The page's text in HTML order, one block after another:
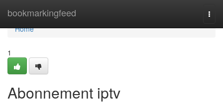
bookmarkingfeed
Home
Home
1
Abonnement iptv